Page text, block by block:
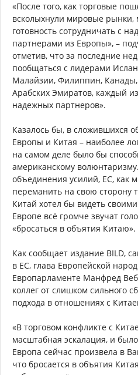
«После того, как торговые
всколыхнули мировые рынки,
готовность сотрудничать с
партнерами из Европы», –
отметив, что за последние
пообщаться с лидерами
Малайзии, Филиппин,
Арабских Эмиратов, каждый
надежных партнеров».
Казалось бы, в сложившихся
Европы и Китая – наиболее
на самом деле было бы
американскому
объединения усилий, ЕС, как
переманить на свою сторону
Китай хотел бы видеть
Европе всё громче звучат
«бросаться в объятия Китаю».
Как сообщает издание BILD,
в ЕС, глава Европейской
Европарламенте Манфред
коллег от слишком сильного
подхода в отношениях с
«В торговом конфликте с
масштабная эскалация, и
Европа сейчас произвела в
что бросается в объятия